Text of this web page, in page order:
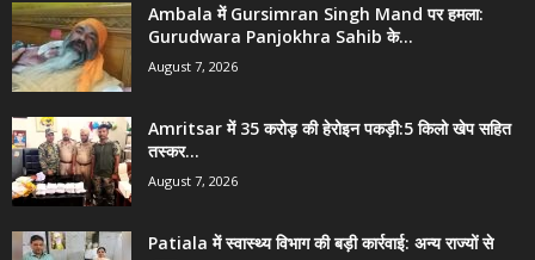
Ambala में Gursimran Singh Mand पर हमला:
Gurudwara Panjokhra Sahib के...
August 7, 2026
Amritsar में 35 करोड़ की हेरोइन पकड़ी:5 किलो खेप सहित
तस्कर...
August 7, 2026
Patiala में स्वास्थ्य विभाग की बड़ी कार्रवाई: अन्य राज्यों से